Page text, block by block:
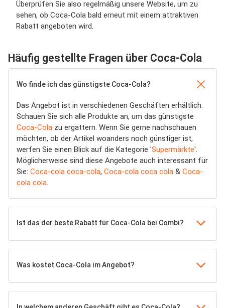
Überprüfen Sie also regelmäßig unsere Website, um zu
sehen, ob Coca-Cola bald erneut mit einem attraktiven
Rabatt angeboten wird.
Häufig gestellte Fragen über Coca-Cola
Wo finde ich das günstigste Coca-Cola?
Das Angebot ist in verschiedenen Geschäften erhältlich.
Schauen Sie sich alle Produkte an, um das günstigste
Coca-Cola zu ergattern. Wenn Sie gerne nachschauen
möchten, ob der Artikel woanders noch günstiger ist,
werfen Sie einen Blick auf die Kategorie 'Supermärkte'.
Möglicherweise sind diese Angebote auch interessant für
Sie: Coca-cola coca-cola, Coca-cola coca cola & Coca-
cola cola.
Ist das der beste Rabatt für Coca-Cola bei Combi?
Was kostet Coca-Cola im Angebot?